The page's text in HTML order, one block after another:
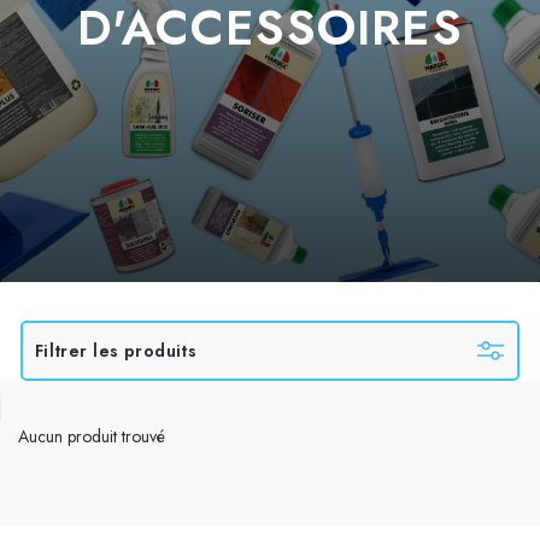
D'ACCESSOIRES
Filtrer les produits
Aucun produit trouvé